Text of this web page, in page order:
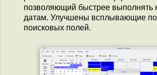
позволяющий быстрее выполнять
датам. Улучшены всплывающие
поисковых полей.